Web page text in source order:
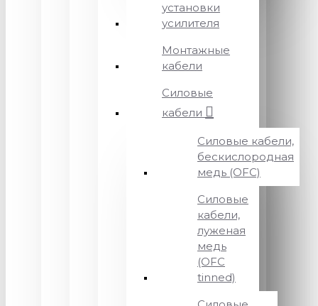
установки
усилителя
Монтажные
кабели
Силовые
кабели
Силовые кабели,
бескислородная
медь (OFC)
Силовые
кабели,
луженая
медь
(OFC
tinned)